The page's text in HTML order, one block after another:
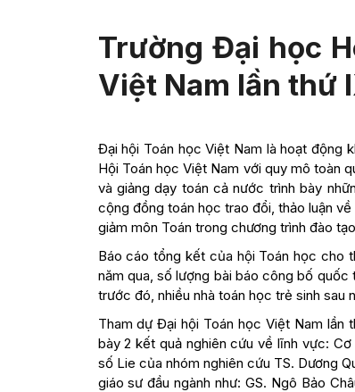
Trường Đại học
Việt Nam lần thứ
Đại hội Toán học Việt Nam là hoạt động
Hội Toán học Việt Nam với quy mô toàn
và giảng dạy toán cả nước trình bày
cộng đồng toán học trao đổi, thảo luận
giảm môn Toán trong chương trình đào
Báo cáo tổng kết của hội Toán học cho
năm qua, số lượng bài báo công bố
trước đó, nhiều nhà toán học trẻ sinh sau
Tham dự Đại hội Toán học Việt Nam lần
bày 2 kết quả nghiên cứu về lĩnh vực:
số Lie của nhóm nghiên cứu TS. Dương
giáo sư đầu ngành như: GS. Ngô Bảo